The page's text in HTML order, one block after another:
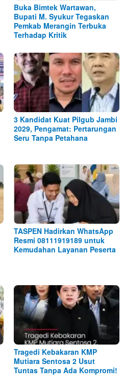
Buka Bimtek Wartawan,
Bupati M. Syukur Tegaskan
Pemkab Merangin Terbuka
Terhadap Kritik
3 Kandidat Kuat Pilgub Jambi
2029, Pengamat: Pertarungan
Seru Tanpa Petahana
TASPEN Hadirkan WhatsApp
Resmi 08111919189 untuk
Kemudahan Layanan Peserta
Tragedi Kebakaran KMP
Mutiara Sentosa 2 Usut
Tuntas Tanpa Ada Kompromi!